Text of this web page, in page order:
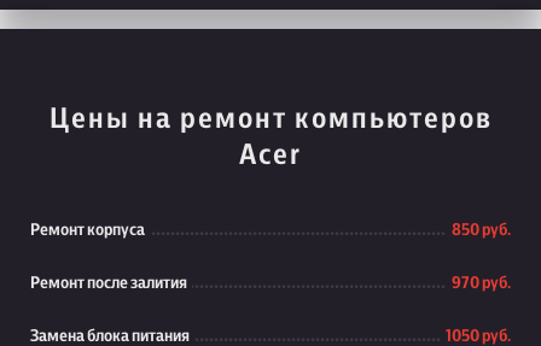
Цены на ремонт компьютеров
Acer
Ремонт корпуса 850 руб.
Ремонт после залития 970 руб.
Замена блока питания 1050 руб.